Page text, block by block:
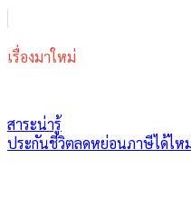
เรื่องมาใหม่
สาระน่ารู้
ประกันชีวิตลดหย่อนภาษีได้ไห